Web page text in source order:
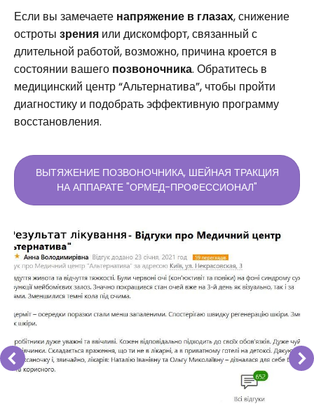
Если вы замечаете напряжение в глазах, снижение
остроты зрения или дискомфорт, связанный с
длительной работой, возможно, причина кроется в
состоянии вашего позвоночника. Обратитесь в
медицинский центр “Альтернатива”, чтобы пройти
диагностику и подобрать эффективную программу
восстановления.
ВЫТЯЖЕНИЕ ПОЗВОНОЧНИКА, ШЕЙНАЯ ТРАКЦИЯ
НА АППАРАТЕ "ОРМЕД-ПРОФЕССИОНАЛ"